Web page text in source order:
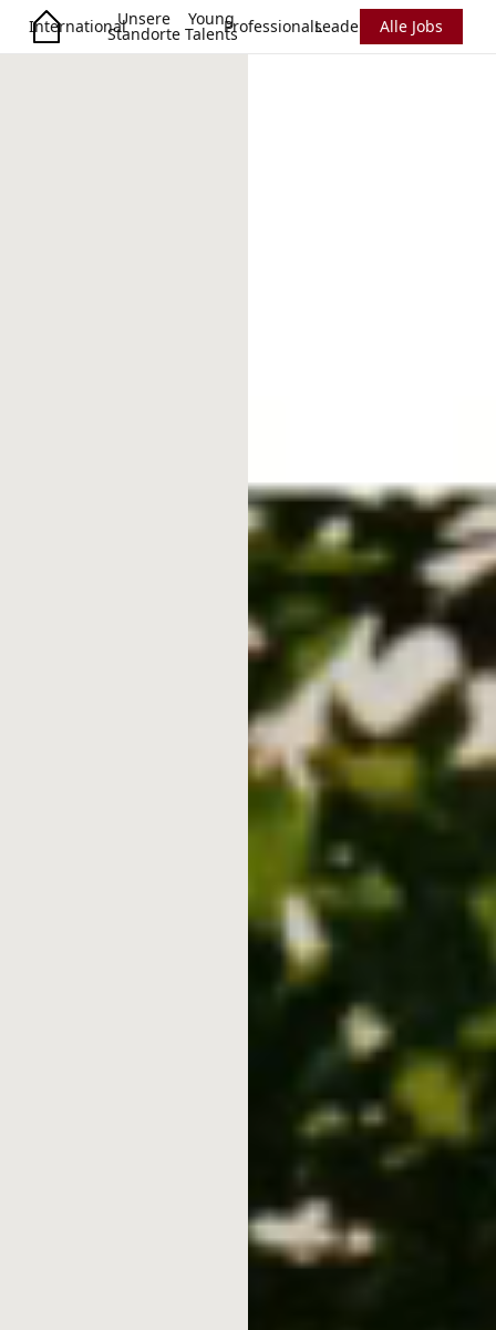
InternationalUnsere
Standorte
Young
TalentsProfessionalsLeadershipAlle Jobs